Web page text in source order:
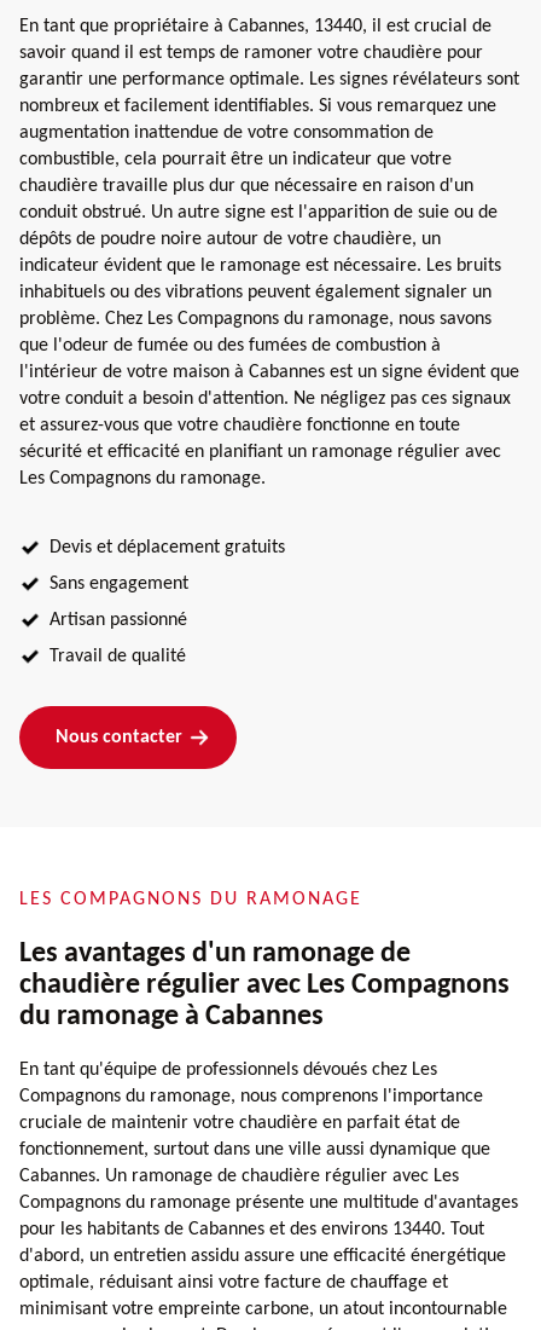
En tant que propriétaire à Cabannes, 13440, il est crucial de
savoir quand il est temps de ramoner votre chaudière pour
garantir une performance optimale. Les signes révélateurs sont
nombreux et facilement identifiables. Si vous remarquez une
augmentation inattendue de votre consommation de
combustible, cela pourrait être un indicateur que votre
chaudière travaille plus dur que nécessaire en raison d'un
conduit obstrué. Un autre signe est l'apparition de suie ou de
dépôts de poudre noire autour de votre chaudière, un
indicateur évident que le ramonage est nécessaire. Les bruits
inhabituels ou des vibrations peuvent également signaler un
problème. Chez Les Compagnons du ramonage, nous savons
que l'odeur de fumée ou des fumées de combustion à
l'intérieur de votre maison à Cabannes est un signe évident que
votre conduit a besoin d'attention. Ne négligez pas ces signaux
et assurez-vous que votre chaudière fonctionne en toute
sécurité et efficacité en planifiant un ramonage régulier avec
Les Compagnons du ramonage.
Devis et déplacement gratuits
Sans engagement
Artisan passionné
Travail de qualité
Nous contacter
LES COMPAGNONS DU RAMONAGE
Les avantages d'un ramonage de
chaudière régulier avec Les Compagnons
du ramonage à Cabannes
En tant qu'équipe de professionnels dévoués chez Les
Compagnons du ramonage, nous comprenons l'importance
cruciale de maintenir votre chaudière en parfait état de
fonctionnement, surtout dans une ville aussi dynamique que
Cabannes. Un ramonage de chaudière régulier avec Les
Compagnons du ramonage présente une multitude d'avantages
pour les habitants de Cabannes et des environs 13440. Tout
d'abord, un entretien assidu assure une efficacité énergétique
optimale, réduisant ainsi votre facture de chauffage et
minimisant votre empreinte carbone, un atout incontournable